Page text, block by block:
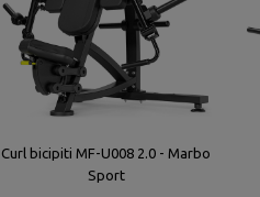
Curl bicipiti MF-U008 2.0 - Marbo
Sport